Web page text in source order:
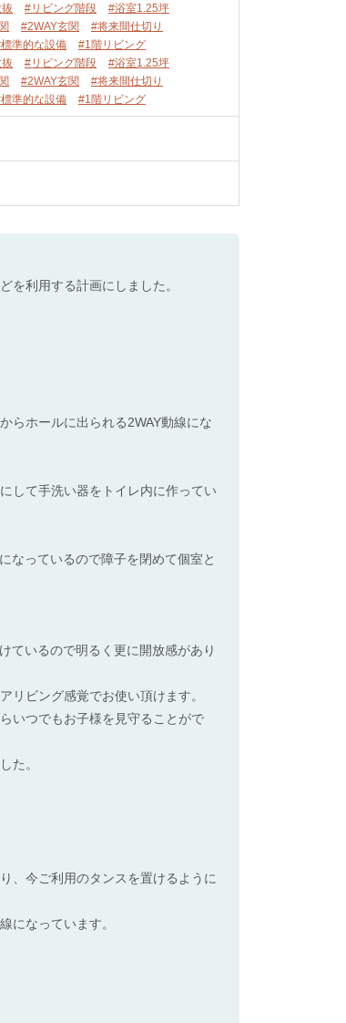
#リビング階段
#浴室1.25坪
#2WAY玄関
#将来間仕切り
準的な設備
#1階リビング
#リビング階段
#浴室1.25坪
#2WAY玄関
#将来間仕切り
準的な設備 #1階リビング
を利用する計画にしました。
らホールに出られる2WAY動線にな
して手洗い器をトイレ内に作ってい
なっているので障子を閉めて個室と
ているので明るく更に開放感があり
リビング感覚でお使い頂けます。
いつでもお子様を見守ることがで
た。
、今ご利用のタンスを置けるように
になっています。